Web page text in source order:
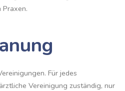
Praxen.
Für jedes
Vereinigung zuständig, nur